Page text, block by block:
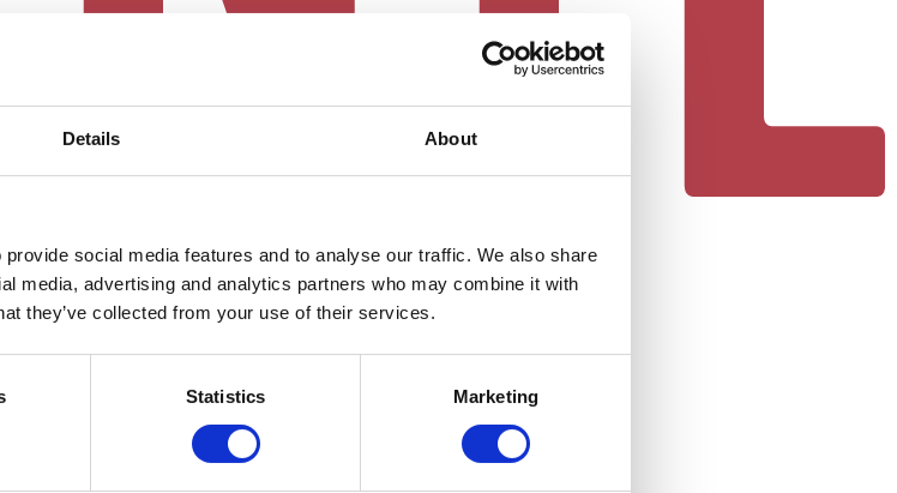
Details About
social media features and to analyse our traffic. We also share
media, advertising and analytics partners who may combine it with
they’ve collected from your use of their services.
Statistics Marketing